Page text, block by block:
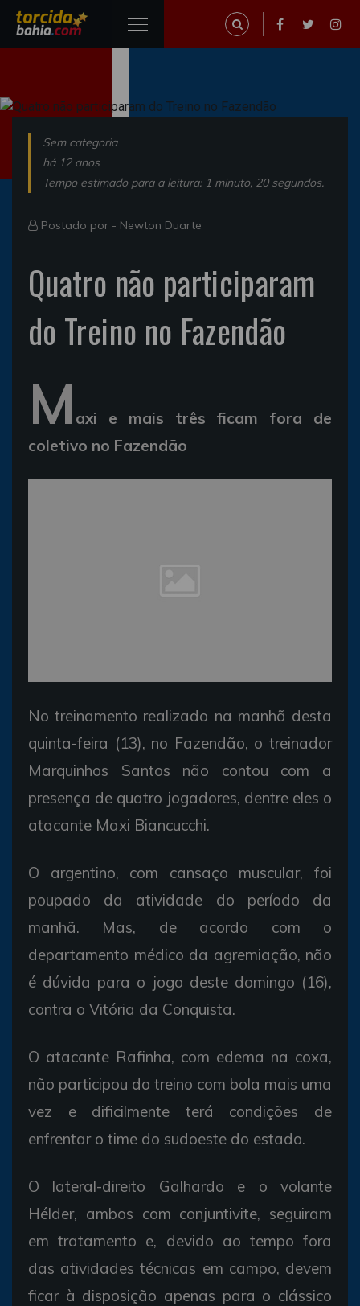
Sem categoria
há 12 anos
Tempo estimado para a leitura: 1 minuto, 20 segundos.
Postado por - Newton Duarte
Quatro não participaram
do Treino no Fazendão
M axi e mais três ficam fora de
coletivo no Fazendão
No treinamento realizado na manhã desta
quinta-feira (13), no Fazendão, o treinador
Marquinhos Santos não contou com a
presença de quatro jogadores, dentre eles o
atacante Maxi Biancucchi.
O argentino, com cansaço muscular, foi
poupado da atividade do período da
manhã. Mas, de acordo com o
departamento médico da agremiação, não
é dúvida para o jogo deste domingo (16),
contra o Vitória da Conquista.
O atacante Rafinha, com edema na coxa,
não participou do treino com bola mais uma
vez e dificilmente terá condições de
enfrentar o time do sudoeste do estado.
O lateral-direito Galhardo e o volante
Hélder, ambos com conjuntivite, seguiram
em tratamento e, devido ao tempo fora
das atividades técnicas em campo, devem
ficar à disposição apenas para o clássico